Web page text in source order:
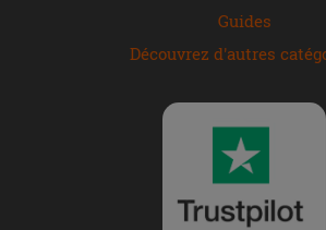
Guides
Découvrez d'autres